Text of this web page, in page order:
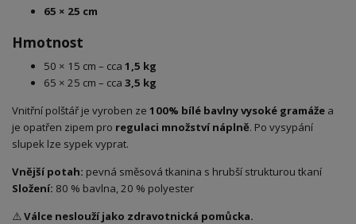
65 × 25 cm
Hmotnost
50 × 15 cm – cca 1,5 kg
65 × 25 cm – cca 3,5 kg
Vnitřní polštář je vyroben ze 100% bílé bavlny vysoké gramáže a
je opatřen zipem pro regulaci množství náplně. Po vysypání
slupek lze sypek vyprat.
Vnější potah: pevná směsová tkanina s hrubší strukturou tkaní
Složení: 80 % bavlna, 20 % polyester
⚠️Válce neslouží jako zdravotnická pomůcka.